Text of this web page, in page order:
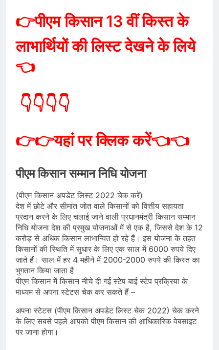
👉पीएम किसान 13 वीं किस्त के
लाभार्थियों की लिस्ट देखने के लिये
👈
👇👇👇👇
👉👉यहां पर क्लिक करें👈👈
पीएम किसान सम्मान निधि योजना
(पीएम किसान अपडेट लिस्ट 2022 चेक करें)
देश में छोटे और सीमांत जोत वाले किसानों को वित्तीय सहायता
प्रदान करने के लिए चलाई जाने वाली प्रधानमंत्री किसान सम्मान
निधि योजना देश की प्रमुख योजनाओं में से एक है, जिससे देश के 12
करोड़ से अधिक किसान लाभान्वित हो रहे हैं। इस योजना के तहत
किसानों की स्थिति में सुधार के लिए एक साल में 6000 रुपये दिए
जाते हैं। साल में हर 4 महीने में 2000-2000 रुपये की किस्त का
भुगतान किया जाता है।
पीएम किसान में किसान नीचे दी गई स्टेप बाई स्टेप प्रक्रिया के
माध्यम से अपना स्टेटस चेक कर सकते हैं –
अपना स्टेटस (पीएम किसान अपडेट लिस्ट चेक 2022) चेक करने
के लिए सबसे पहले आपको पीएम किसान की आधिकारिक वेबसाइट
पर जाना होगा।